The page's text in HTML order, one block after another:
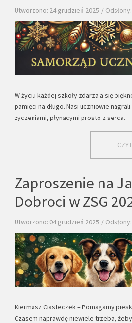
Utworzono: 24 grudzień 2025
W życiu każdej szkoły zdarzają się
pamięci na długo. Nasi uczniowie
życzeniami, płynącymi prosto z serca.
Zaproszenie na
Dobroci w ZSG
Utworzono: 04 grudzień 2025
Kiermasz Ciasteczek – Pomagamy
Czasem naprawdę niewiele trzeba,